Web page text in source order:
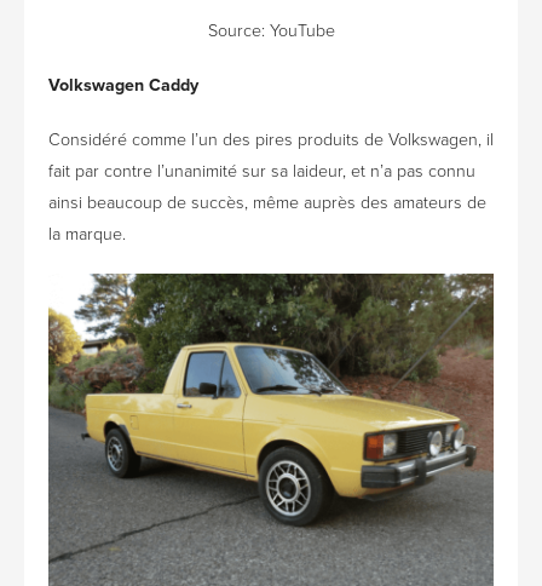
Source: YouTube
Volkswagen Caddy
Considéré comme l’un des pires produits de Volkswagen, il
fait par contre l’unanimité sur sa laideur, et n’a pas connu
ainsi beaucoup de succès, même auprès des amateurs de
la marque.